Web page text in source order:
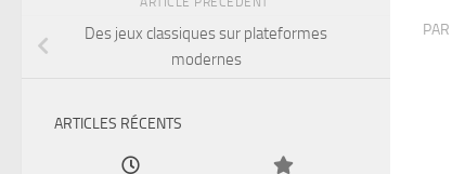
PAR
Des jeux classiques sur plateformes
modernes
ARTICLES RÉCENTS